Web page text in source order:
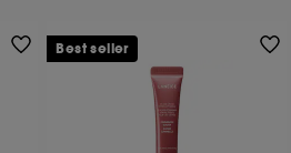
Best seller